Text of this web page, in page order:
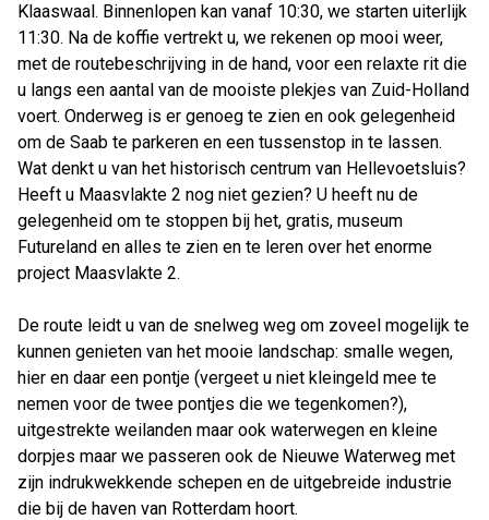
Klaaswaal. Binnenlopen kan vanaf 10:30, we starten uiterlijk
11:30. Na de koffie vertrekt u, we rekenen op mooi weer,
met de routebeschrijving in de hand, voor een relaxte rit die
u langs een aantal van de mooiste plekjes van Zuid-Holland
voert. Onderweg is er genoeg te zien en ook gelegenheid
om de Saab te parkeren en een tussenstop in te lassen.
Wat denkt u van het historisch centrum van Hellevoetsluis?
Heeft u Maasvlakte 2 nog niet gezien? U heeft nu de
gelegenheid om te stoppen bij het, gratis, museum
Futureland en alles te zien en te leren over het enorme
project Maasvlakte 2.
De route leidt u van de snelweg weg om zoveel mogelijk te
kunnen genieten van het mooie landschap: smalle wegen,
hier en daar een pontje (vergeet u niet kleingeld mee te
nemen voor de twee pontjes die we tegenkomen?),
uitgestrekte weilanden maar ook waterwegen en kleine
dorpjes maar we passeren ook de Nieuwe Waterweg met
zijn indrukwekkende schepen en de uitgebreide industrie
die bij de haven van Rotterdam hoort.